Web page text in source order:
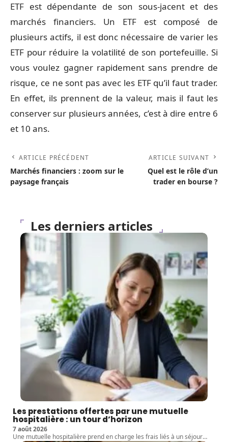
ETF est dépendante de son sous-jacent et des
marchés financiers. Un ETF est composé de
plusieurs actifs, il est donc nécessaire de varier les
ETF pour réduire la volatilité de son portefeuille. Si
vous voulez gagner rapidement sans prendre de
risque, ce ne sont pas avec les ETF qu’il faut trader.
En effet, ils prennent de la valeur, mais il faut les
conserver sur plusieurs années, c’est à dire entre 6
et 10 ans.
ARTICLE PRÉCÉDENT
Marchés financiers : zoom sur le
paysage français
ARTICLE SUIVANT
Quel est le rôle d’un
trader en bourse ?
Les derniers articles
Les prestations offertes par une mutuelle
hospitalière : un tour d’horizon
7 août 2026
Une mutuelle hospitalière prend en charge les frais liés à un séjour…